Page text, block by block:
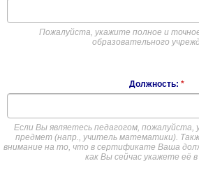
Пожалуйста, укажите полное и
образовательного
Должность: *
Если Вы являетесь педагогом,
предмет (напр., учитель математики).
внимание на то, что в сертификате Ваша
как Вы сейчас укажете её в